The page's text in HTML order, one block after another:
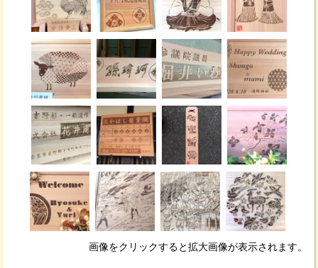
画像をクリックすると拡大画像が表示されます。